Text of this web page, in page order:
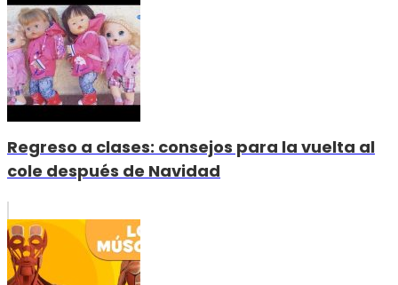
Regreso a clases: consejos para la vuelta al
cole después de Navidad